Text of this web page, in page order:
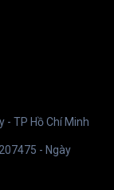
- TP Hồ Chí Minh
- Ngày